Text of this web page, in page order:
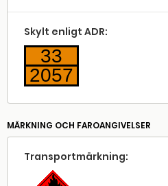
Skylt enligt ADR:
33
2057
MÄRKNING OCH FAROANGIVELSER
Transport­märkning: